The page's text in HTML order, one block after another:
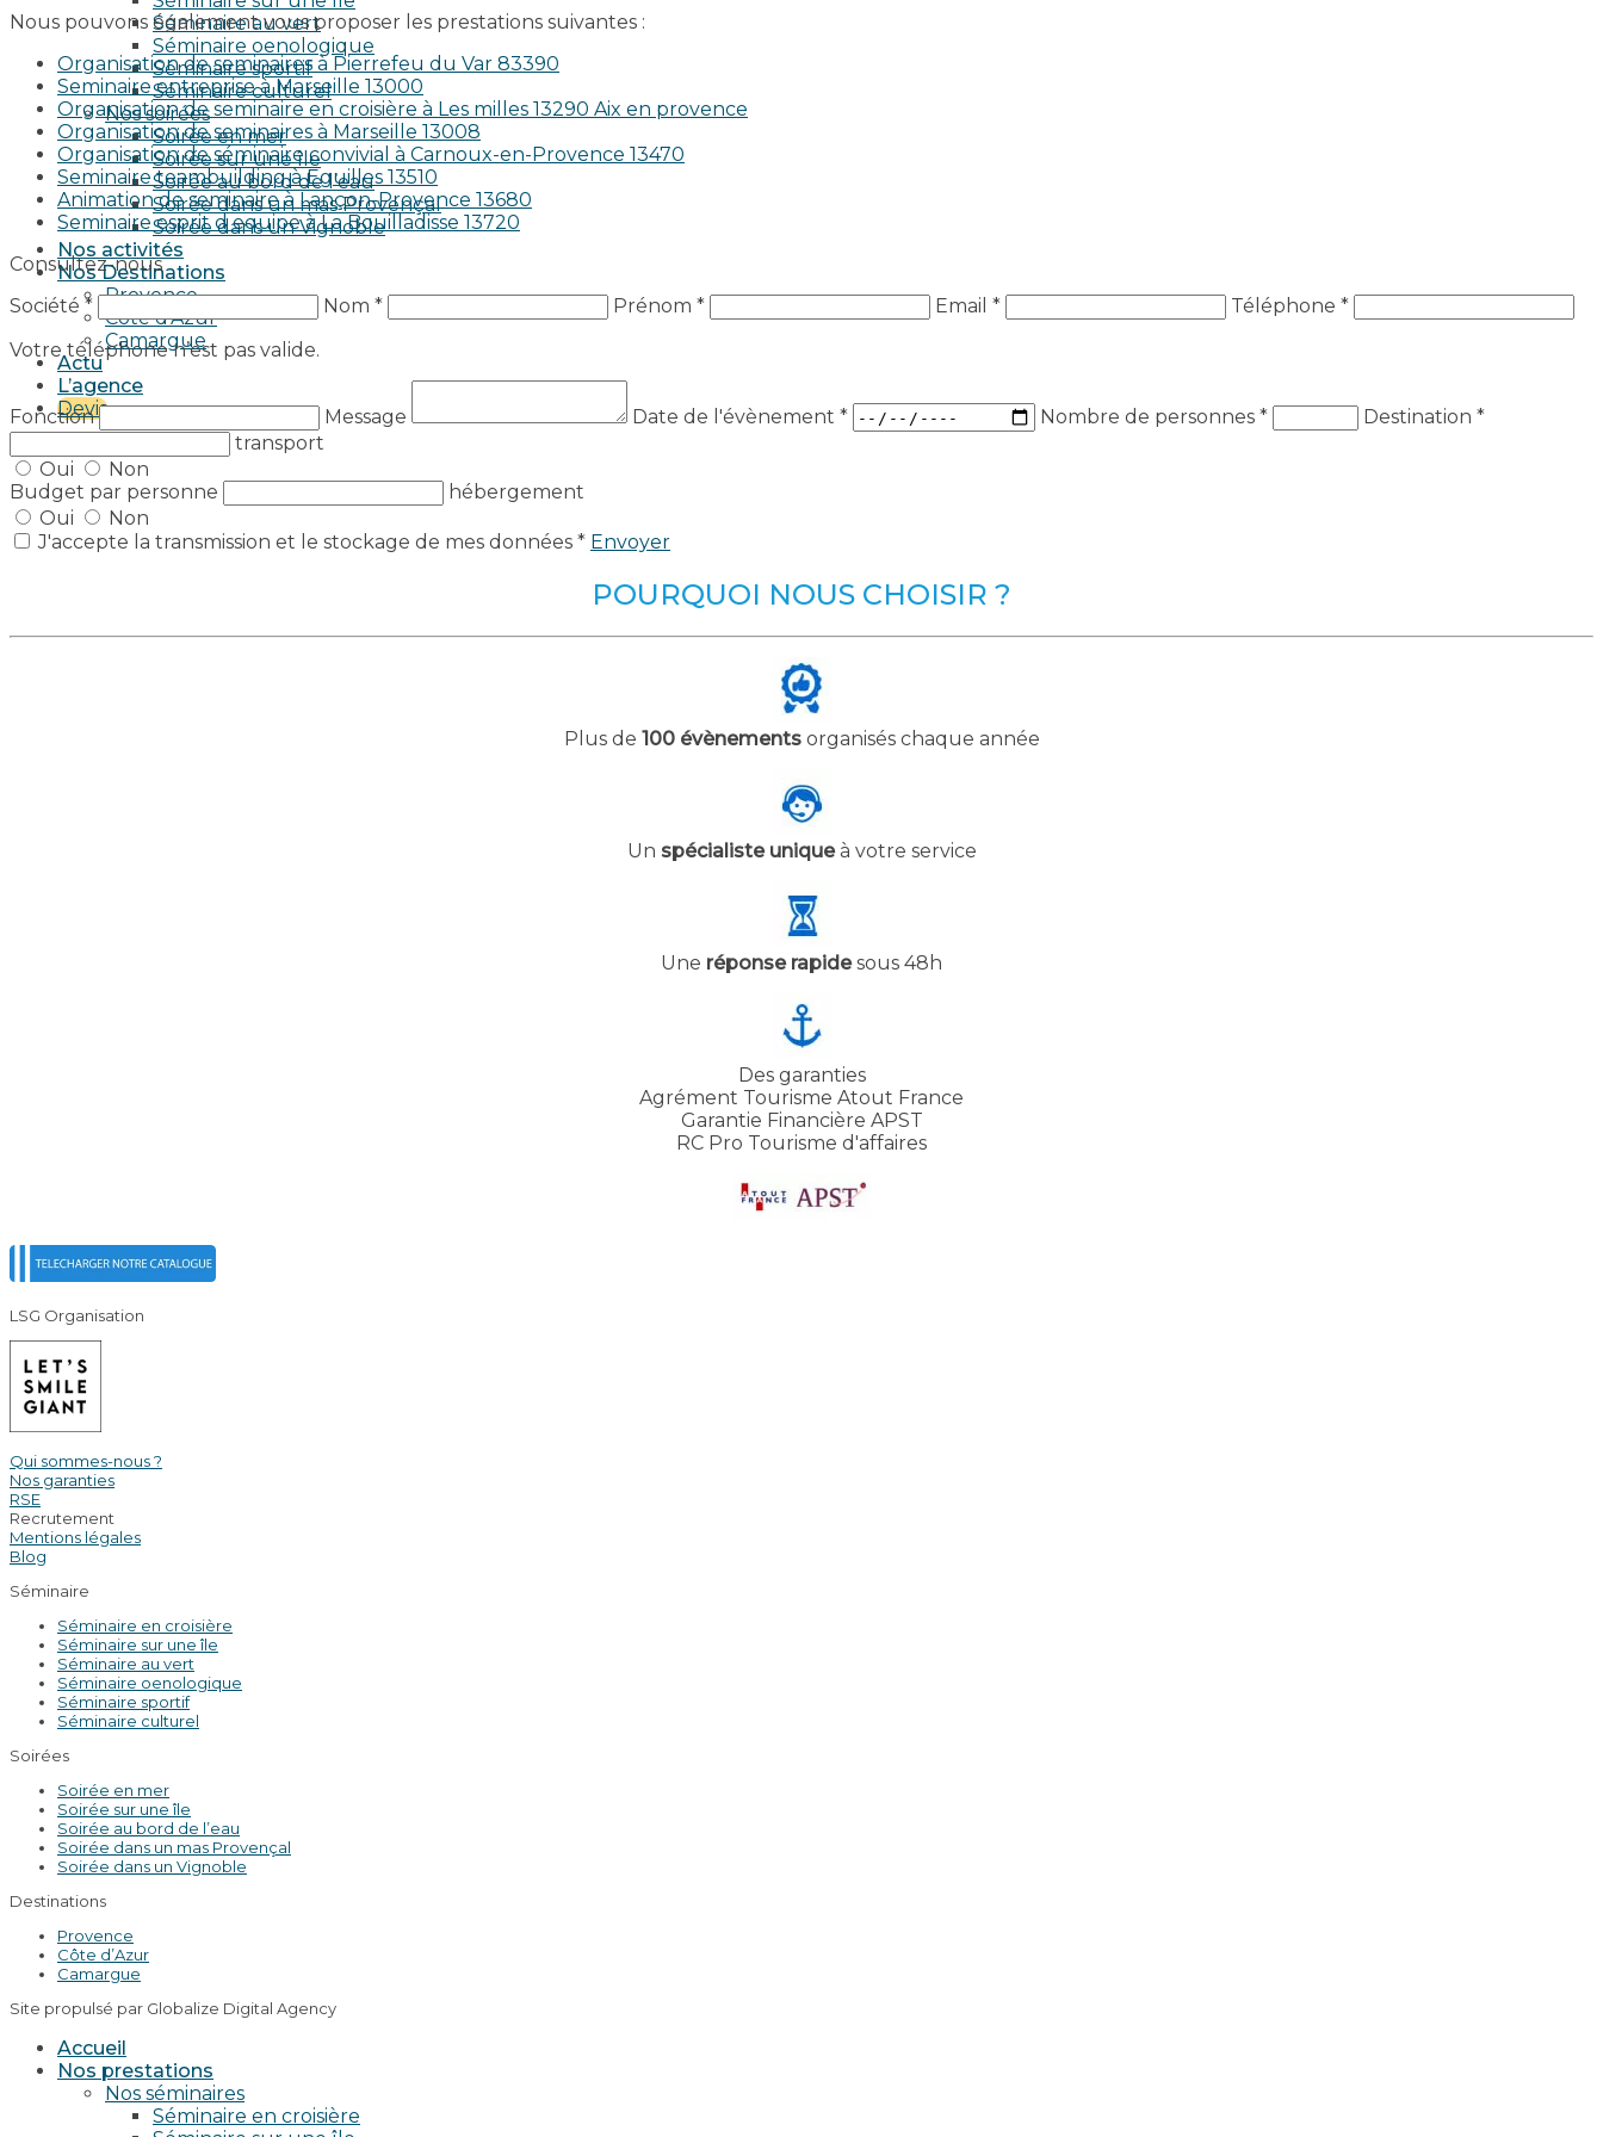
Séminaire au vert
Séminaire oenologique
Séminaire sportif
Séminaire culturel
Nos soirées
Soirée en mer
Soirée sur une île
Soirée au bord de l’eau
Soirée dans un mas Provençal
Soirée dans un Vignoble
Nos activités
Nos Destinations
Provence
Côte d’Azur
Camargue
Actu
L’agence
Devis
Nous pouvons également vous proposer les prestations suivantes :
Organisation de seminaires à Pierrefeu du Var 83390
Seminaire entreprise à Marseille 13000
Organisation de seminaire en croisière à Les milles 13290 Aix en provence​
Organisation de seminaires à Marseille 13008
Organisation de séminaire convivial à Carnoux-en-Provence 13470
Seminaire teambuilding à Eguilles 13510
Animation de seminaire à Lançon-Provence 13680
Seminaire esprit d equipe à La Bouilladisse 13720
Consultez-nous
Société *
Nom * Prénom * Email *
Téléphone *
Votre téléphone n’est pas valide.
Fonction Message Date de l'évènement * Nombre de personnes * Destination *
transport
Oui
Non
Budget par personne
hébergement
Oui
Non
J'accepte la transmission et le stockage de mes données * Envoyer
POURQUOI NOUS CHOISIR ?
Plus de 100 évènementsorganisés chaque année
Un spécialiste uniqueà votre service
Une réponse rapidesous 48h
Des garanties
Agrément Tourisme Atout France
Garantie Financière APST
RC Pro Tourisme d'affaires
LSG Organisation
Qui sommes-nous ?
Nos garanties
RSE
Recrutement
Mentions légales
Blog
Séminaire
Séminaire en croisière
Séminaire sur une île
Séminaire au vert
Séminaire oenologique
Séminaire sportif
Séminaire culturel
Soirées
Soirée en mer
Soirée sur une île
Soirée au bord de l’eau
Soirée dans un mas Provençal
Soirée dans un Vignoble
Destinations
Provence
Côte d’Azur
Camargue
Site propulsé par Globalize Digital Agency
Accueil
Nos prestations
Nos séminaires
Séminaire en croisière